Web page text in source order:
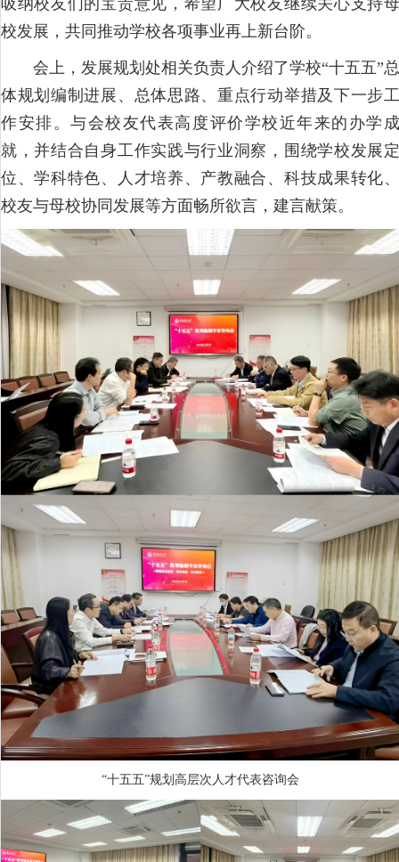
校发展，共同推动学校各项事业再上新台阶。
会上，发展规划处相关负责人介绍了学校“十五五”总
体规划编制进展、总体思路、重点行动举措及下一步工
作安排。与会校友代表高度评价学校近年来的办学成
就，并结合自身工作实践与行业洞察，围绕学校发展定
位、学科特色、人才培养、产教融合、科技成果转化、
校友与母校协同发展等方面畅所欲言，建言献策。
“十五五”规划高层次人才代表咨询会